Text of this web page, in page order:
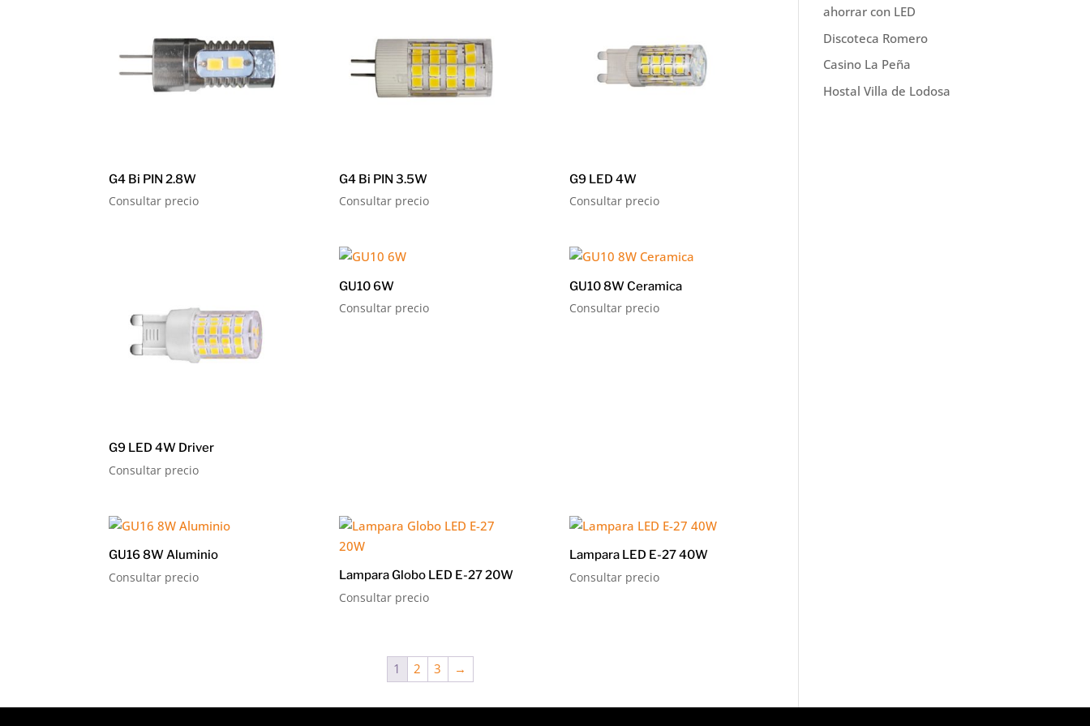
G4 Bi PIN 2.8W
Consultar precio
G4 Bi PIN 3.5W
Consultar precio
G9 LED 4W
Consultar precio
G9 LED 4W Driver
Consultar precio
GU10 6W
Consultar precio
GU10 8W Ceramica
Consultar precio
GU16 8W Aluminio
Consultar precio Lampara Globo LED E-27 20W
Consultar precio
Lampara LED E-27 40W
Consultar precio
1 2 3 →
ahorrar con LED
Discoteca Romero
Casino La Peña
Hostal Villa de Lodosa